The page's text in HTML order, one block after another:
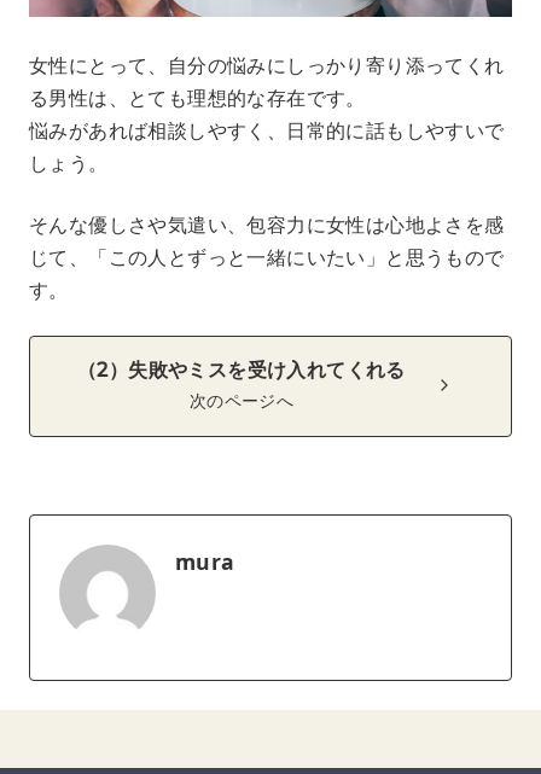
女性にとって、自分の悩みにしっかり寄り添ってくれ
る男性は、とても理想的な存在です。
悩みがあれば相談しやすく、日常的に話もしやすいで
しょう。
そんな優しさや気遣い、包容力に女性は心地よさを感
じて、「この人とずっと一緒にいたい」と思うもので
す。
（2）失敗やミスを受け入れてくれる
次のページへ
mura